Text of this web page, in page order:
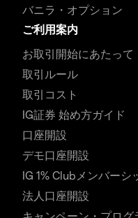
バニラ・オプション
ご利用案内
お取引開始にあたって
取引ルール
取引コスト
IG証券 始め方ガイド
口座開設
デモ口座開設
IG 1% Clubメンバーシ
法人口座開設